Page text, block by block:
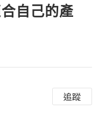
自己的產
追蹤